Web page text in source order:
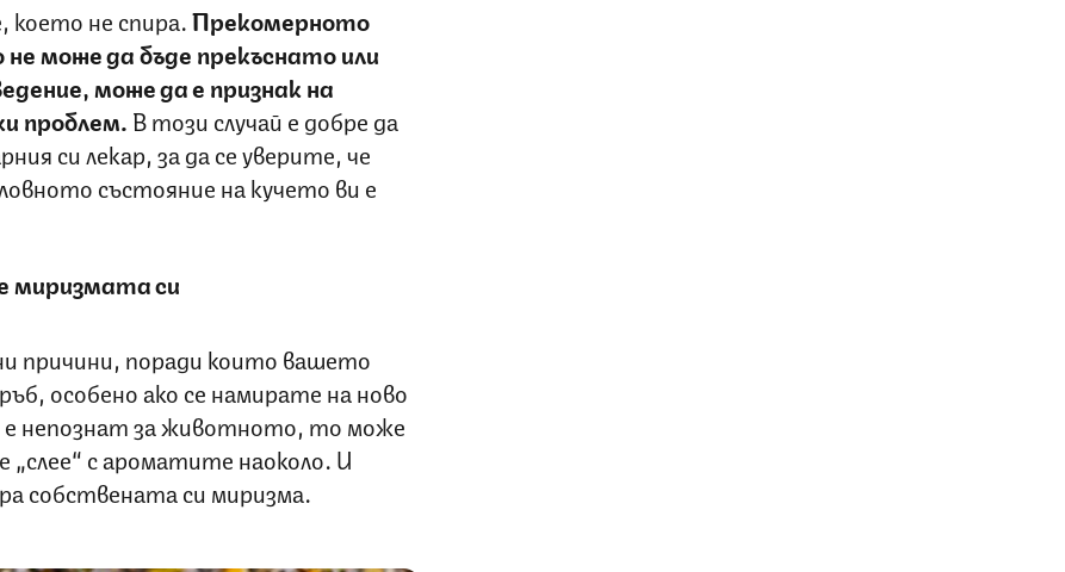
което не спира.Прекомерното
може да бъде прекъснато или
може да е признак на
проблем. В този случай е добре да
си лекар, за да се уверите, че
състояние на кучето ви е
миризмата си
причини, поради които вашето
особено ако се намирате на ново
непознат за животното, то може
„слее“ с ароматите наоколо. И
собствената си миризма.